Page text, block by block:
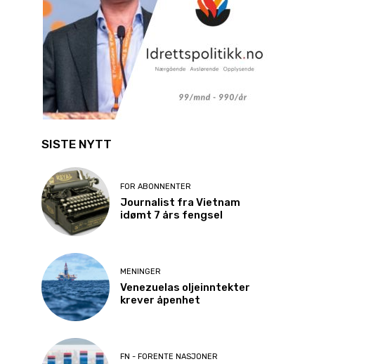
SISTE NYTT
FOR ABONNENTER
Journalist fra Vietnam
idømt 7 års fengsel
MENINGER
Venezuelas oljeinntekter
krever åpenhet
FN - FORENTE NASJONER